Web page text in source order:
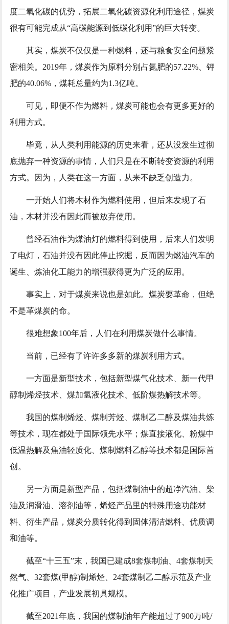
度二氧化碳的优势，拓展二氧化碳资源化利用途径，煤炭
很有可能完成从“高碳能源到低碳化利用”的巨大转变。
其实，煤炭不仅仅是一种燃料，还与粮食安全问题紧
密相关。2019年，煤炭作为原料分别占氮肥的57.22%、钾
肥的40.06%，煤耗总量约为1.3亿吨。
可见，即便不作为燃料，煤炭可能也会有更多更好的
利用方式。
毕竟，从人类利用能源的历史来看，还从没发生过彻
底抛弃一种资源的事情，人们只是在不断转变资源的利用
方式。因为，人类在这一方面，从来不缺乏创造力。
一开始人们将木材作为燃料使用，但后来发现了石
油，木材并没有因此而被放弃使用。
曾经石油作为煤油灯的燃料得到使用，后来人们发明
了电灯，石油并没有因此停止挖掘，反而因为燃油汽车的
诞生、炼油化工能力的增强获得更为广泛的应用。
事实上，对于煤炭来说也是如此。煤炭要革命，但绝
不是革煤炭的命。
很难想象100年后，人们在利用煤炭做什么事情。
当前，已经有了许许多多新的煤炭利用方式。
一方面是新型技术，包括新型煤气化技术、新一代甲
醇制烯烃技术、煤加氢液化技术、低阶煤热解技术等。
我国的煤制烯烃、煤制芳烃、煤制乙二醇及煤油共炼
等技术，现在都处于国际领先水平；煤直接液化、粉煤中
低温热解及焦油轻质化、煤制燃料乙醇等技术都是国际首
创。
另一方面是新型产品，包括煤制油中的超净汽油、柴
油及润滑油、溶剂油等，烯烃产品里的特殊用途功能材
料、衍生产品，煤炭分质转化得到固体清洁燃料、优质调
和油等。
截至“十三五”末，我国已建成8套煤制油、4套煤制天
然气、32套煤(甲醇)制烯烃、24套煤制乙二醇示范及产业
化推广项目，产业发展初具规模。
截至2021年底，我国的煤制油年产能超过了900万吨/